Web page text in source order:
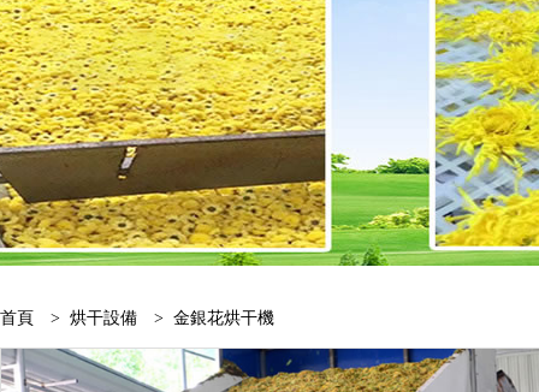
首頁 > 烘干設備 > 金銀花烘干機